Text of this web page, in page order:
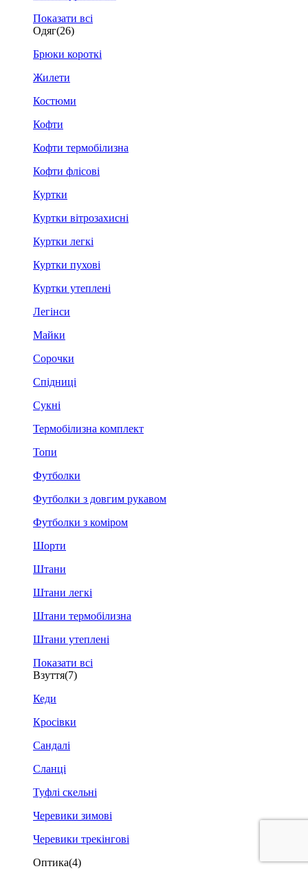
Показати всі
Одяг(26)
Брюки короткі
Жилети
Костюми
Кофти
Кофти термобілизна
Кофти флісові
Куртки
Куртки вітрозахисні
Куртки легкі
Куртки пухові
Куртки утеплені
Легінси
Майки
Сорочки
Спідниці
Сукні
Термобілизна комплект
Топи
Футболки
Футболки з довгим рукавом
Футболки з коміром
Шорти
Штани
Штани легкі
Штани термобілизна
Штани утеплені
Показати всі
Взуття(7)
Кеди
Кросівки
Сандалі
Сланці
Туфлі скельні
Черевики зимові
Черевики трекінгові
Оптика(4)